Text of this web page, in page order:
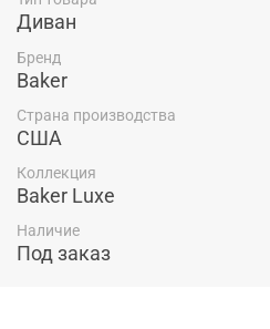
Диван
Бренд
Baker
Страна производства
США
Коллекция
Baker Luxe
Наличие
Под заказ